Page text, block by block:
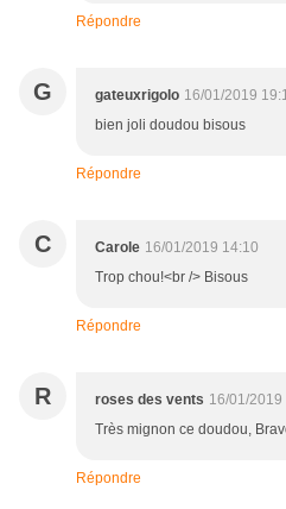
Répondre
G gateuxrigolo 16/01/2019
bien joli doudou bisous
Répondre
C Carole 16/01/2019 14:10
Trop chou!<br /> Bisous
Répondre
R roses des vents 16/01/2019
Très mignon ce doudou,
Répondre